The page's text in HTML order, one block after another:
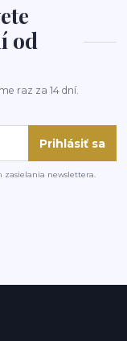
od
raz za 14 dní.
Prihlásiť sa
zasielania newslettera.